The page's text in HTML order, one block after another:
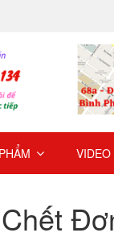
VIDEO